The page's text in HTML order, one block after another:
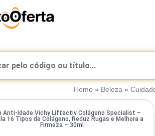
Home » Beleza»
Anti-Idade Vichy Liftactiv Colágeno Specialist –
16 Tipos de Colágeno, Reduz Rugas e Melhora a
Firmeza – 30ml